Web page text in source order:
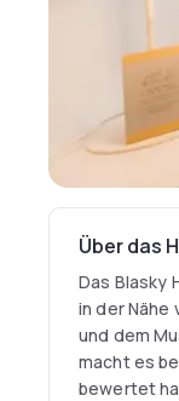
Über das
Das Blasky
in der Nähe
und dem
macht es
bewertet